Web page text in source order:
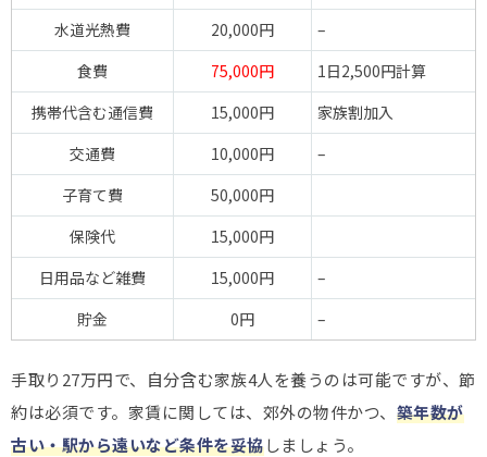
水道光熱費
20,000円
–
食費
75,000円
1日2,500円計算
携帯代含む通信費
15,000円
家族割加入
交通費
10,000円
–
子育て費
50,000円
保険代
15,000円
日用品など雑費
15,000円
–
貯金
0円 –
手取り27万円で、自分含む家族4人を養うのは可能ですが、節
約は必須です。家賃に関しては、郊外の物件かつ、 築年数が
古い・駅から遠いなど条件を妥協しましょう。